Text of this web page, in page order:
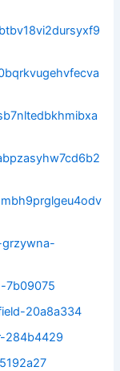
7b09075
20a8a334
284b4429